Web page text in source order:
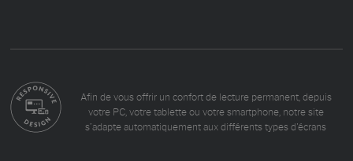
Afin de vous offrir un confort de lecture permanent, depuis
votre PC, votre tablette ou votre smartphone, notre site
s’adapte automatiquement aux différents types d'écrans